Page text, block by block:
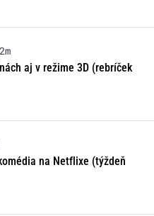
2m
aj v režime 3D (rebríček
na Netflixe (týždeň